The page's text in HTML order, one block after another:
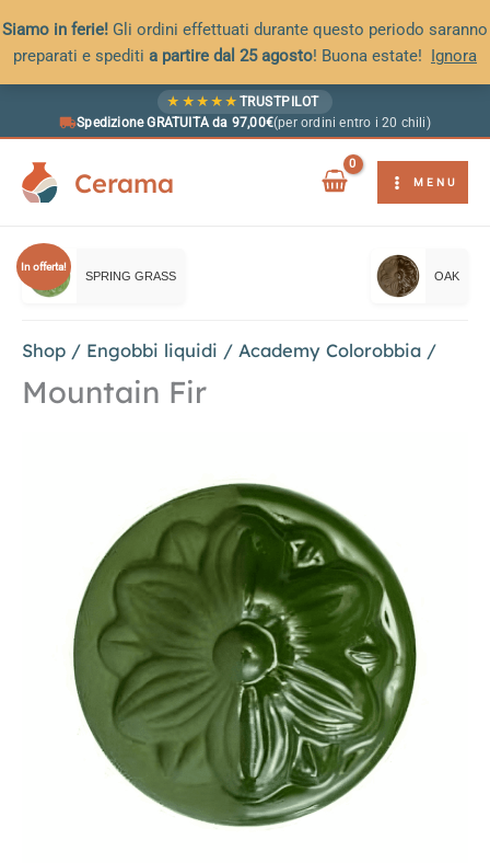
Siamo in ferie! Gli ordini effettuati durante questo periodo saranno
preparati e spediti a partire dal 25 agosto! Buona estate! Ignora
★ ★ ★ ★ ★ TRUSTPILOT
Spedizione GRATUITA da 97,00€(per ordini entro i 20 chili)
Cerama MENU
In offerta!
SPRING GRASS OAK
Shop / Engobbi liquidi / Academy Colorobbia /
Mountain Fir